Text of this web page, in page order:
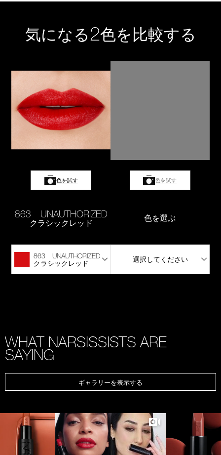
気になる2色を比較する
色を試す
863 UNAUTHORIZED
クラシックレッド
863 UNAUTHORIZED
クラシックレッド
色を試す
色を選ぶ
選択してください
WHAT NARSISSISTS ARE
SAYING
ギャラリーを表示する